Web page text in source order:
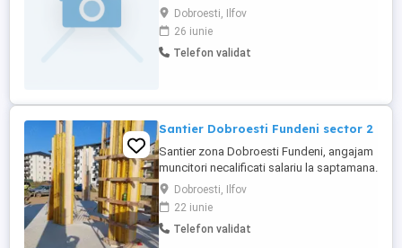
persoana dinamica, punctuala, serioasa si
respectuoasa, care adopta un vocabular
si o tinuta ingrijita. -conditie fizica buna. -
preferabil sa domicilieze in sectorul 3 sau
Dobroesti, Ilfov
26 iunie
Telefon validat
Santier Dobroesti Fundeni sector 2
Santier zona Dobroesti Fundeni, angajam
muncitori necalificati salariu la saptamana.
Tel Dobroesti, Ilfov
22 iunie
Telefon validat